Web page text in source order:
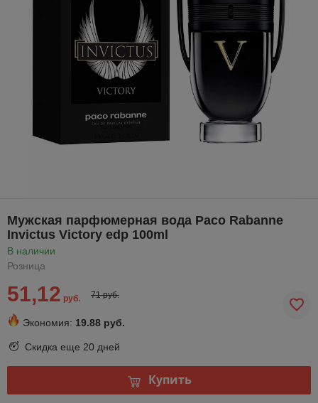
Мужская парфюмерная вода Paco Rabanne
Invictus Victory edp 100ml
В наличии
Розница
51,12 руб. 71 руб.
Экономия: 19.88 руб.
Скидка еще 20 дней
Купить